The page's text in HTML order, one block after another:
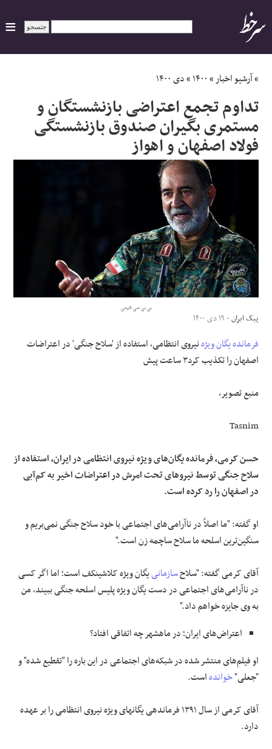
ایران
سیاسی
اقتصاد
اجتماعی
حوادث
علوم و فن آوری
مقالات
»آرشیو اخبار»۱۴۰۰»دی ۱۴۰۰
تداوم تجمع اعتراضی بازنشستگان و
مستمری بگیران صندوق بازنشستگی
فولاد اصفهان و اهواز
بی بی سی فارسی
پیک ایران- ۱۹ دی ۱۴۰۰
فرماندهیگان ویژهنیروی انتظامی، استفاده از 'سلاح جنگی' در اعتراضات
اصفهان را تکذیب کرد۳ ساعت پیش
منبع تصویر،
Tasnim
حسن کرمی، فرمانده یگان‌های ویژه نیروی انتظامی در ایران، استفاده از
سلاح جنگی توسط نیروهای تحت امرش در اعتراضات اخیر به کم‌آبی
در اصفهان را رد کرده است.
او گفته: "ما اصلاً در ناآرامی‌های اجتماعی با خود سلاح جنگی نمی‌بریم و
سنگین‌ترین اسلحه ما سلاح ساچمه زن است."
آقای کرمی گفته: "سلاحسازمانییگان ویژه کلاشینکف است؛ اما اگر کسی
در ناآرامی‌های اجتماعی در دست یگان ویژه پلیس اسلحه جنگی ببیند، من
به وی جایزه خواهم داد."
اعتراض‌های ایران؛ در ماهشهر چه اتفاقی افتاد؟
او فیلم‌های منتشر شده در شبکه‌های اجتماعی در این باره را "تقطیع شده" و
"جعلی"خواندهاست.
آقای کرمی از سال ۱۳۹۱ فرماندهی یگانهای ویژه نیروی انتظامی را بر ‌عهده
دارد.